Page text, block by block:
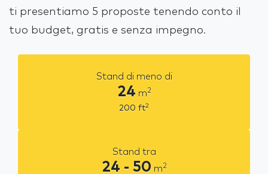
ti presentiamo 5 proposte tenendo conto il
tuo budget, gratis e senza impegno.
Stand di meno di
24 m2
200 ft2
Stand tra
24 - 50 m2